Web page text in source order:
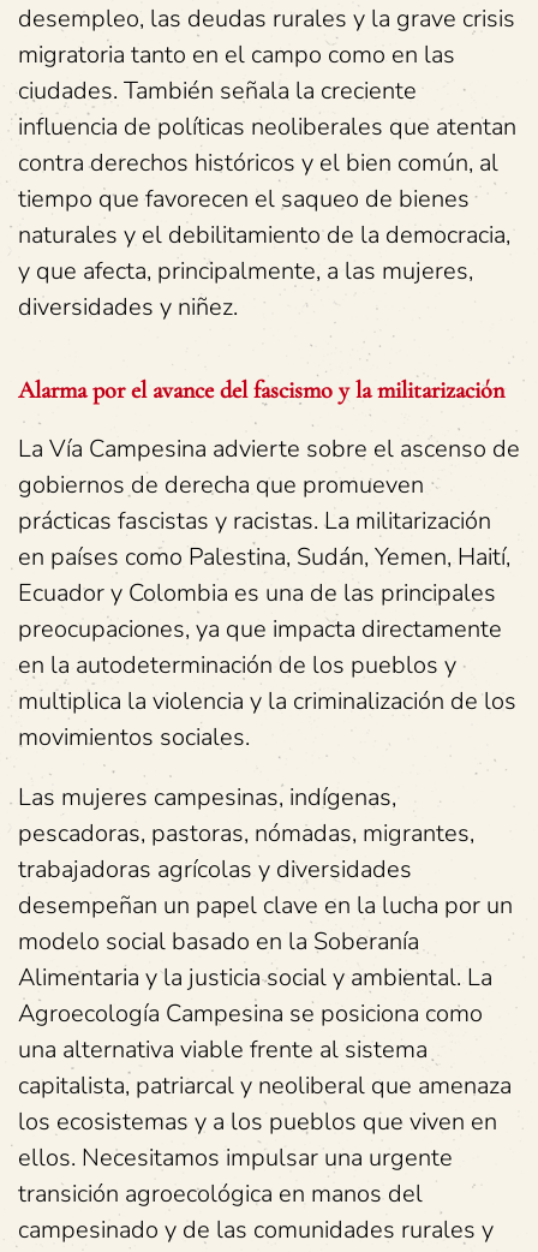
desempleo, las deudas rurales y la grave crisis
migratoria tanto en el campo como en las
ciudades. También señala la creciente
influencia de políticas neoliberales que atentan
contra derechos históricos y el bien común, al
tiempo que favorecen el saqueo de bienes
naturales y el debilitamiento de la democracia,
y que afecta, principalmente, a las mujeres,
diversidades y niñez.
Alarma por el avance del fascismo y la militarización
La Vía Campesina advierte sobre el ascenso de
gobiernos de derecha que promueven
prácticas fascistas y racistas. La militarización
en países como Palestina, Sudán, Yemen, Haití,
Ecuador y Colombia es una de las principales
preocupaciones, ya que impacta directamente
en la autodeterminación de los pueblos y
multiplica la violencia y la criminalización de los
movimientos sociales.
Las mujeres campesinas, indígenas,
pescadoras, pastoras, nómadas, migrantes,
trabajadoras agrícolas y diversidades
desempeñan un papel clave en la lucha por un
modelo social basado en la Soberanía
Alimentaria y la justicia social y ambiental. La
Agroecología Campesina se posiciona como
una alternativa viable frente al sistema
capitalista, patriarcal y neoliberal que amenaza
los ecosistemas y a los pueblos que viven en
ellos. Necesitamos impulsar una urgente
transición agroecológica en manos del
campesinado y de las comunidades rurales y